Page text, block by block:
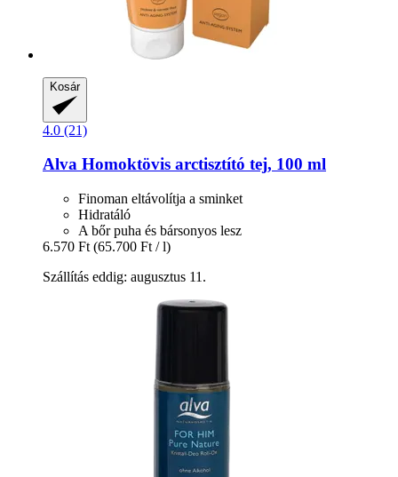
Kosár
4.0 (21)
Alva Homoktövis arctisztító tej, 100 ml
Finoman eltávolítja a sminket
Hidratáló
A bőr puha és bársonyos lesz
6.570 Ft (65.700 Ft / l)
Szállítás eddig: augusztus 11.